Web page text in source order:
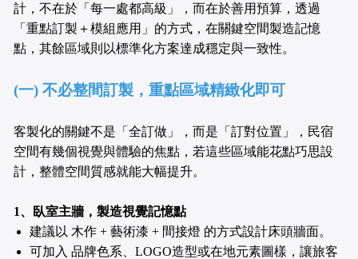
計，不在於「每一處都高級」，而在於善用預算，透過
「重點訂製＋模組應用」的方式，在關鍵空間製造記憶
點，其餘區域則以標準化方案達成穩定與一致性。
(一) 不必整間訂製，重點區域精緻化即可
客製化的關鍵不是「全訂做」，而是「訂對位置」，民宿
空間有幾個視覺與體驗的焦點，若這些區域能花點巧思設
計，整體空間質感就能大幅提升。
1、臥室主牆，製造視覺記憶點
建議以 木作 + 藝術漆 + 間接燈 的方式設計床頭牆面。
可加入 品牌色系、LOGO造型或在地元素圖樣，讓旅客